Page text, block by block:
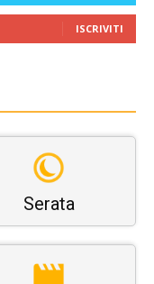
ISCRIVITI
Serata